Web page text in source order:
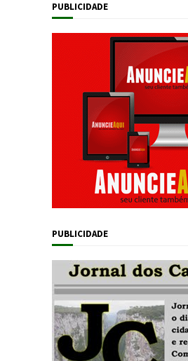
PUBLICIDADE
PUBLICIDADE